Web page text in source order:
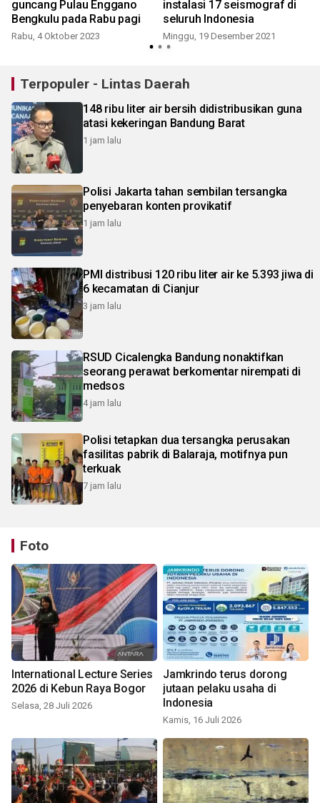
guncang Pulau Enggano
Bengkulu pada Rabu pagi
Rabu, 4 Oktober 2023
instalasi 17 seismograf di
seluruh Indonesia
Minggu, 19 Desember 2021
Terpopuler - Lintas Daerah
148 ribu liter air bersih didistribusikan guna
atasi kekeringan Bandung Barat
1 jam lalu
Polisi Jakarta tahan sembilan tersangka
penyebaran konten provikatif
1 jam lalu
PMI distribusi 120 ribu liter air ke 5.393 jiwa di
6 kecamatan di Cianjur
3 jam lalu
RSUD Cicalengka Bandung nonaktifkan
seorang perawat berkomentar nirempati di
medsos
4 jam lalu
Polisi tetapkan dua tersangka perusakan
fasilitas pabrik di Balaraja, motifnya pun
terkuak
7 jam lalu
Foto
International Lecture Series
2026 di Kebun Raya Bogor
Selasa, 28 Juli 2026
Jamkrindo terus dorong
jutaan pelaku usaha di
Indonesia
Kamis, 16 Juli 2026